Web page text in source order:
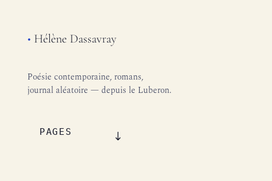
• Hélène Dassavray
Poésie contemporaine, romans,
journal aléatoire — depuis le Luberon.
PAGES